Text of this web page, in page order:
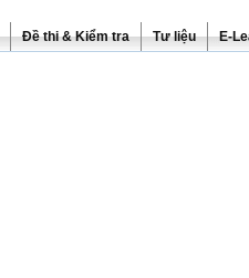
Đề thi & Kiểm tra Tư liệu E-